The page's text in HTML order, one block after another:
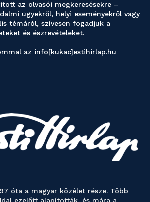
az olvasói megkeresésekre –
ügyekről, helyi eseményekről vagy
témáról, szívesen fogadjuk a
és észrevételeket.
az info[kukac]estihirlap.hu
óta a magyar közélet része. Több
ezelőtt alapították, és mára a